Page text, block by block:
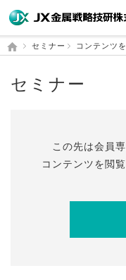
セミナー コンテンツ
セミナー
この先は会員
コンテンツを閲